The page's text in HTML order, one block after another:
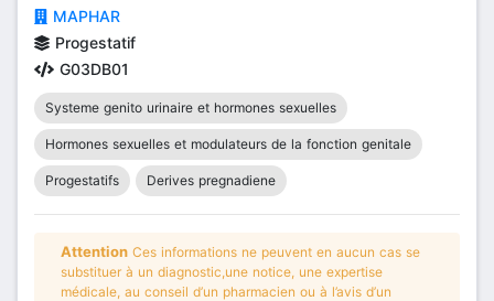
MAPHAR
Progestatif
G03DB01
Systeme genito urinaire et hormones sexuelles
Hormones sexuelles et modulateurs de la fonction genitale
Progestatifs Derives pregnadiene
Attention Ces informations ne peuvent en aucun cas se
substituer à un diagnostic,une notice, une expertise
médicale, au conseil d’un pharmacien ou à l’avis d’un